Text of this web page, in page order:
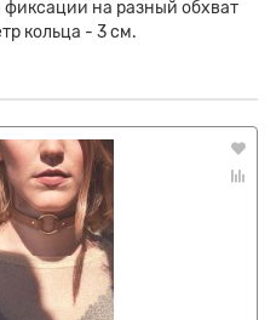
фиксации на разный обхват
кольца - 3 см.